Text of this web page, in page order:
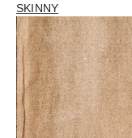
SKINNY